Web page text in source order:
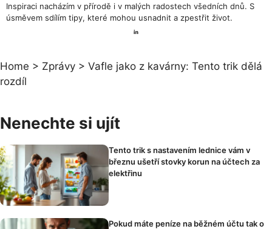
Inspiraci nacházím v přírodě i v malých radostech všedních dnů. S
úsměvem sdílím tipy, které mohou usnadnit a zpestřit život.
Home > Zprávy > Vafle jako z kavárny: Tento trik dělá
rozdíl
Nenechte si ujít
Tento trik s nastavením lednice vám v
březnu ušetří stovky korun na účtech za
elektřinu
Pokud máte peníze na běžném účtu tak o